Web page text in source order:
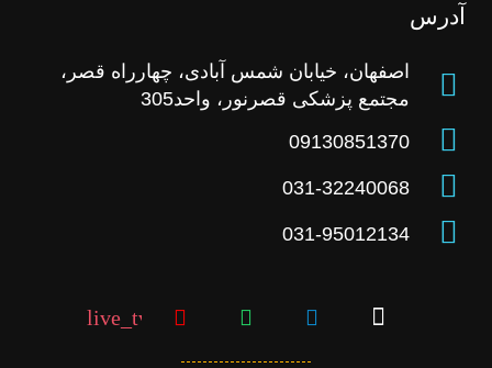
آدرس
اصفهان، خیابان شمس آبادی، چهارراه قصر،
مجتمع پزشکی قصرنور، واحد305
09130851370
031-32240068
031-95012134
live_tv